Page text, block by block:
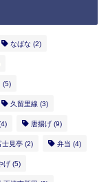
なばな (2)
(5)
久留里線 (3)
唐揚げ (9)
士見亭 (2) 弁当 (4)
げ (5)